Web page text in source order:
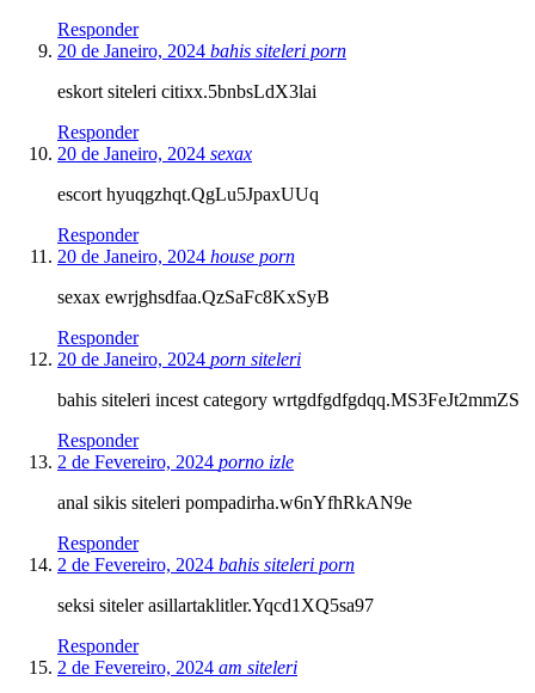
Responder
20 de Janeiro, 2024 bahis siteleri porn
eskort siteleri citixx.5bnbsLdX3lai
Responder
20 de Janeiro, 2024 sexax
escort hyuqgzhqt.QgLu5JpaxUUq
Responder
20 de Janeiro, 2024 house porn
sexax ewrjghsdfaa.QzSaFc8KxSyB
Responder
20 de Janeiro, 2024 porn siteleri
bahis siteleri incest category wrtgdfgdfgdqq.MS3FeJt2mmZS
Responder
2 de Fevereiro, 2024 porno izle
anal sikis siteleri pompadirha.w6nYfhRkAN9e
Responder
2 de Fevereiro, 2024 bahis siteleri porn
seksi siteler asillartaklitler.Yqcd1XQ5sa97
Responder
2 de Fevereiro, 2024 am siteleri